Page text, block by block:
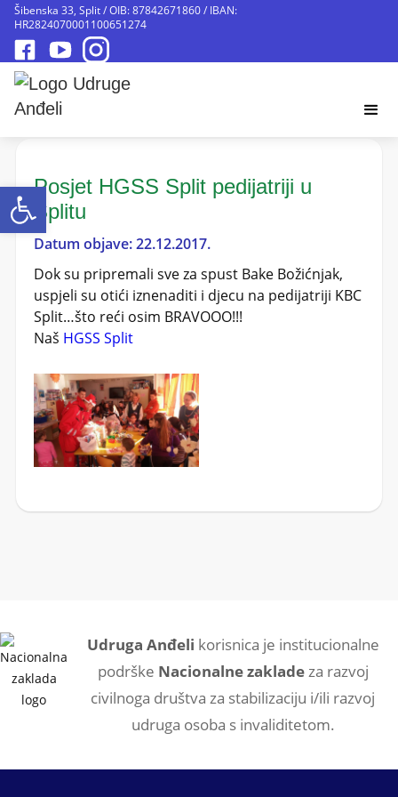
Open toolbar
Šibenska 33, Split / OIB: 87842671860 / IBAN:
HR2824070001100651274
Posjet HGSS Split pedijatriji u
Splitu
Datum objave: 22.12.2017.
Dok su pripremali sve za spust Bake Božićnjak,
uspjeli su otići iznenaditi i djecu na pedijatriji KBC
Split…što reći osim BRAVOOO!!!
Naš HGSS Split
Udruga Anđeli korisnica je institucionalne
podrške Nacionalne zakladeza razvoj
civilnoga društva za stabilizaciju i/ili razvoj
udruga osoba s invaliditetom.